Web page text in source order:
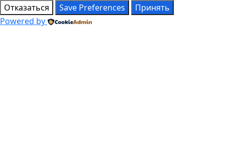
Отказаться
Save Preferences
Принять
Powered by